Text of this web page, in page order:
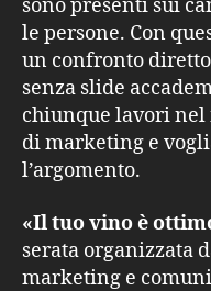
sono presenti sui
le persone. Con
un confronto
senza slide
chiunque lavori nel
di marketing e
l’argomento.
«Il tuo vino è
serata organizzata
marketing e